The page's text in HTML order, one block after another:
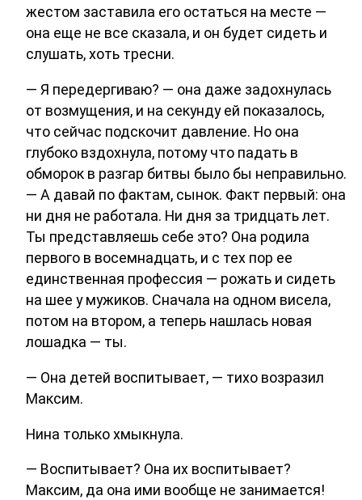
жестом заставила его остаться на месте —
она еще не все сказала, и он будет сидеть и
слушать, хоть тресни.
— Я передергиваю? — она даже задохнулась
от возмущения, и на секунду ей показалось,
что сейчас подскочит давление. Но она
глубоко вздохнула, потому что падать в
обморок в разгар битвы было бы неправильно.
— А давай по фактам, сынок. Факт первый: она
ни дня не работала. Ни дня за тридцать лет.
Ты представляешь себе это? Она родила
первого в восемнадцать, и с тех пор ее
единственная профессия — рожать и сидеть
на шее у мужиков. Сначала на одном висела,
потом на втором, а теперь нашлась новая
лошадка — ты.
— Она детей воспитывает, — тихо возразил
Максим.
Нина только хмыкнула.
— Воспитывает? Она их воспитывает?
Максим, да она ими вообще не занимается!